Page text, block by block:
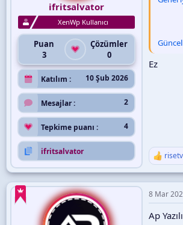
ifritsalvator
XenWp Kullanıcı
Puan
3
Çözümler
0
Katılım 10 Şub 2026
Mesajlar 2
Tepkime puanı 4
ifritsalvator
Ez
T
p
i
e
risetv
8 Mar
Ap